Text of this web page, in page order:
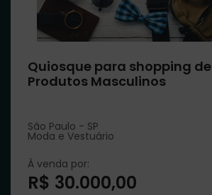
Quiosque para shopping de
Produtos Masculinos
São Paulo - SP
Moda e Vestuário
À venda por:
R$ 30.000,00